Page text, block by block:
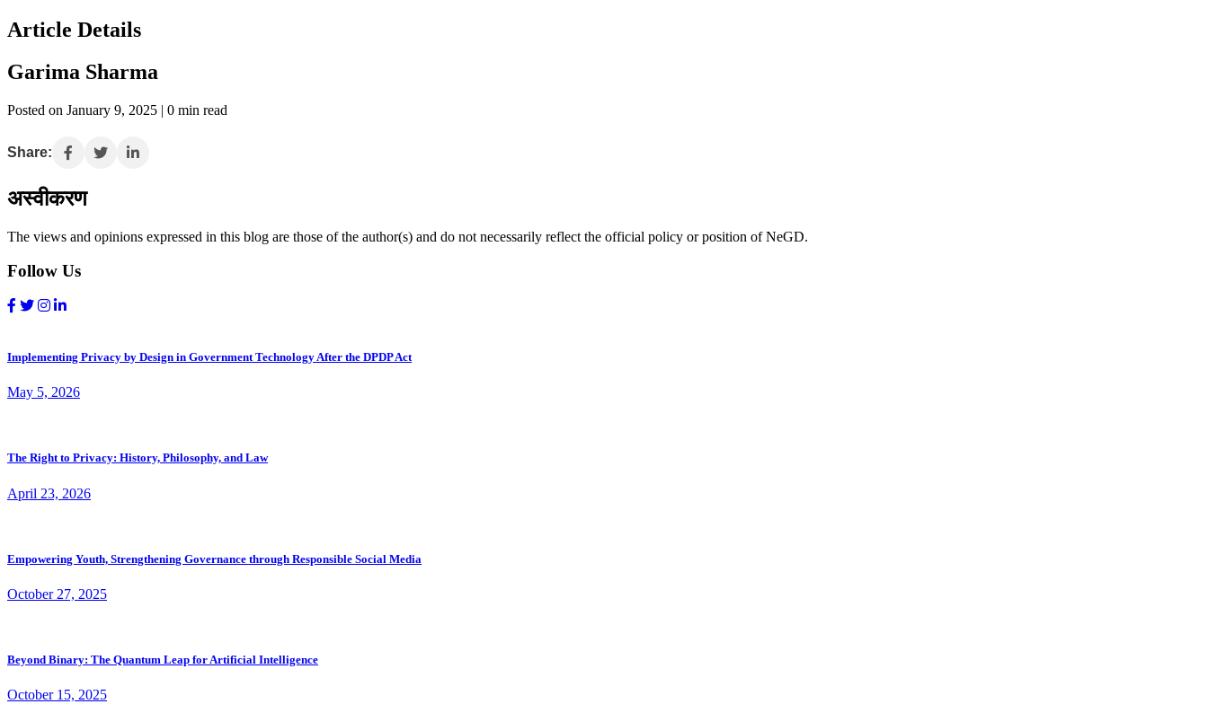
Article Details
Garima Sharma
Posted on January 9, 2025 | 0 min read
Share:
अस्वीकरण
The views and opinions expressed in this blog are those of the author(s) and do not necessarily reflect the official policy or position of NeGD.
Follow Us
Implementing Privacy by Design in Government Technology After the DPDP Act
May 5, 2026
The Right to Privacy: History, Philosophy, and Law
April 23, 2026
Empowering Youth, Strengthening Governance through Responsible Social Media
October 27, 2025
Beyond Binary: The Quantum Leap for Artificial Intelligence
October 15, 2025